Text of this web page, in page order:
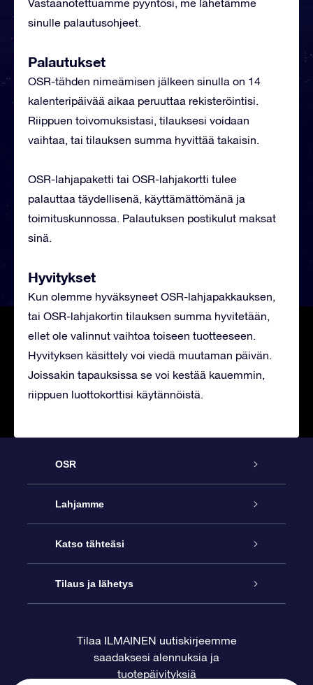
Vastaanotettuamme pyyntösi, me lähetämme
sinulle palautusohjeet.
Palautukset
OSR-tähden nimeämisen jälkeen sinulla on 14
kalenteripäivää aikaa peruuttaa rekisteröintisi.
Riippuen toivomuksistasi, tilauksesi voidaan
vaihtaa, tai tilauksen summa hyvittää takaisin.
OSR-lahjapaketti tai OSR-lahjakortti tulee
palauttaa täydellisenä, käyttämättömänä ja
toimituskunnossa. Palautuksen postikulut maksat
sinä.
Hyvitykset
Kun olemme hyväksyneet OSR-lahjapakkauksen,
tai OSR-lahjakortin tilauksen summa hyvitetään,
ellet ole valinnut vaihtoa toiseen tuotteeseen.
Hyvityksen käsittely voi viedä muutaman päivän.
Joissakin tapauksissa se voi kestää kauemmin,
riippuen luottokorttisi käytännöistä.
OSR
Palvelu
Ota meihin yhteyttä
Blogi
Arvostelut
Lahjamme
Online Star -lahja
OSR-lahjapakkaus
OSR-lahjakortti
Katso tähteäsi
Star Register
Henkilökohtainen Tähtisivu
Tilaus ja lähetys
Maksutiedot
Tilaa ILMAINEN uutiskirjeemme
saadaksesi alennuksia ja
tuotepäivityksiä